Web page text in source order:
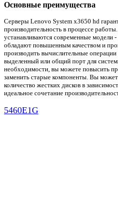
Основные преимущества
Серверы Lenovo System x3650 hd
производительность в процессе
устанавливаются современные модели
обладают повышенным качеством и
производить вычислительные
выделенный или общий порт для
необходимости, вы можете повысить
заменить старые компоненты. Вы
количество жестких дисков в
идеальное сочетание
5460E1G